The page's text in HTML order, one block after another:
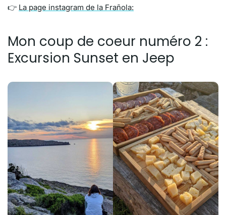
👉 La page instagram de la Frañola:
Mon coup de coeur numéro 2 :
Excursion Sunset en Jeep